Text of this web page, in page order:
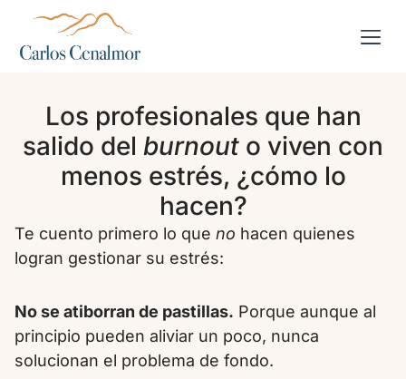
Los profesionales que han
salido del burnout o viven con
menos estrés, ¿cómo lo
hacen?
Te cuento primero lo que no hacen quienes
logran gestionar su estrés:
No se atiborran de pastillas. Porque aunque al
principio pueden aliviar un poco, nunca
solucionan el problema de fondo.